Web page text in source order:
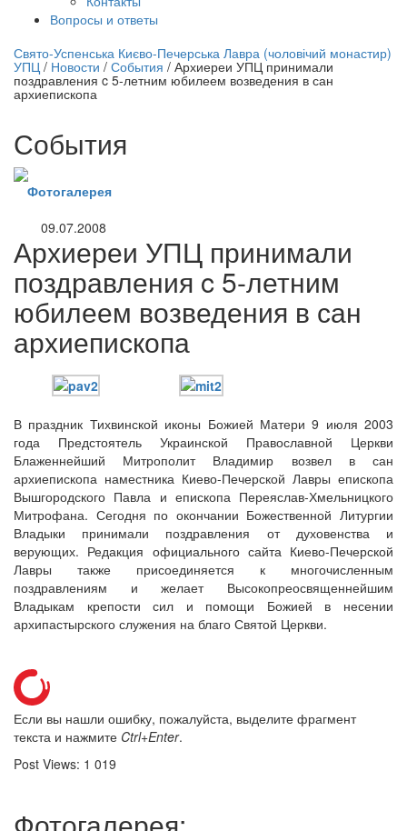
Вопросы и ответы
трансляция | 12 сентября
трансляции
Онлайн трансляции
Веб-камеры
12 сентября 2015Название трансляции
12 сентября 2015Название трансляции
12 сентября 2015 Название трансляции
12 сентября 2015Название трансляции
12 сентября 2015
Название трансляции
12 сентября 2015
Название трансляции
12 сентября 2015Название трансляции
Перейти к архиву
Свято-Успенська Києво-Печерська Лавра (чоловічий монастир)
УПЦ / Новости / События / Архиереи УПЦ принимали
поздравления c 5-летним юбилеем возведения в сан
архиепископа
События
Фотогалерея
09.07.2008
Архиереи УПЦ принимали
поздравления c 5-летним
юбилеем возведения в сан
архиепископа
В праздник Тихвинской иконы Божией Матери 9 июля 2003
года Предстоятель Украинской Православной Церкви
Блаженнейший Митрополит Владимир возвел в сан
архиепископа наместника Киево-Печерской Лавры епископа
Вышгородского Павла и епископа Переяслав-Хмельницкого
Митрофана. Сегодня по окончании Божественной Литургии
Владыки принимали поздравления от духовенства и
верующих. Редакция официального сайта Киево-Печерской
Лавры также присоединяется к многочисленным
поздравлениям и желает Высокопреосвященнейшим
Владыкам крепости сил и помощи Божией в несении
архипастырского служения на благо Святой Церкви.
Если вы нашли ошибку, пожалуйста, выделите фрагмент
текста и нажмите Ctrl+Enter.
Post Views: 1 019